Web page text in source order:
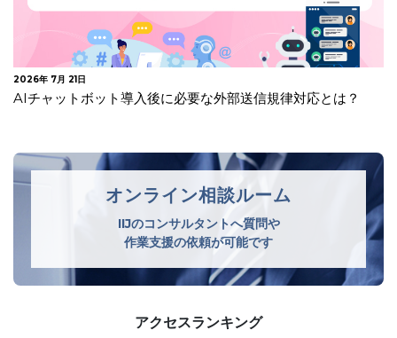
2026年 7月 21日
AIチャットボット導入後に必要な外部送信規律対応とは？
オンライン相談ルーム
IIJのコンサルタントへ質問や
作業支援の依頼が可能です
アクセスランキング